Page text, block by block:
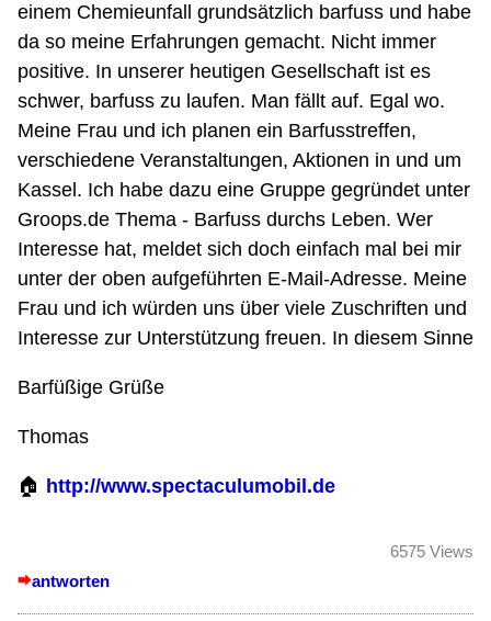
einem Chemieunfall grundsätzlich barfuss und habe
da so meine Erfahrungen gemacht. Nicht immer
positive. In unserer heutigen Gesellschaft ist es
schwer, barfuss zu laufen. Man fällt auf. Egal wo.
Meine Frau und ich planen ein Barfusstreffen,
verschiedene Veranstaltungen, Aktionen in und um
Kassel. Ich habe dazu eine Gruppe gegründet unter
Groops.de Thema - Barfuss durchs Leben. Wer
Interesse hat, meldet sich doch einfach mal bei mir
unter der oben aufgeführten E-Mail-Adresse. Meine
Frau und ich würden uns über viele Zuschriften und
Interesse zur Unterstützung freuen. In diesem Sinne
Barfüßige Grüße
Thomas
🏠 http://www.spectaculumobil.de
antworten
6575 Views